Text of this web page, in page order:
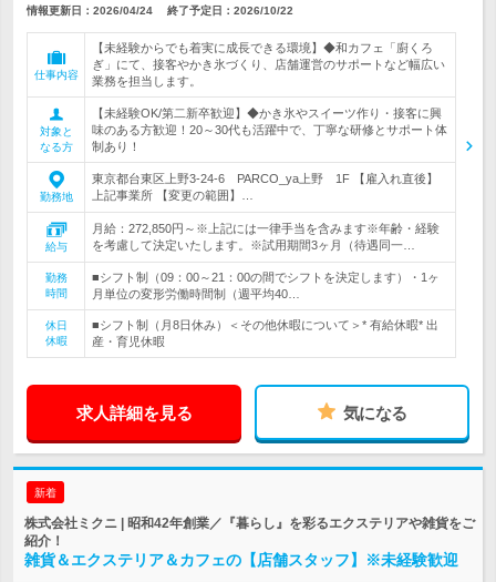
情報更新日：2026/04/24 終了予定日： 2026/10/22
仕事内容
【未経験からでも着実に成長できる環境】◆和カフェ「廚くろ
ぎ」にて、接客やかき氷づくり、店舗運営のサポートなど幅広い
業務を担当します。
対象と
なる方
【未経験OK/第二新卒歓迎】◆かき氷やスイーツ作り・接客に興
味のある方歓迎！20～30代も活躍中で、丁寧な研修とサポート体
制あり！
勤務地
東京都台東区上野3-24-6 PARCO_ya上野 1F 【雇入れ直後】
上記事業所 【変更の範囲】…
給与
月給：272,850円～※上記には一律手当を含みます※年齢・経験
を考慮して決定いたします。※試用期間3ヶ月（待遇同一…
勤務
時間
■シフト制（09：00～21：00の間でシフトを決定します）・1ヶ
月単位の変形労働時間制（週平均40…
休日
休暇
■シフト制（月8日休み）＜その他休暇について＞* 有給休暇* 出
産・育児休暇
求人詳細を見る 気になる
新着
株式会社ミクニ | 昭和42年創業／『暮らし』を彩るエクステリアや雑貨をご
紹介！
雑貨＆エクステリア＆カフェの【店舗スタッフ】※未経験歓迎